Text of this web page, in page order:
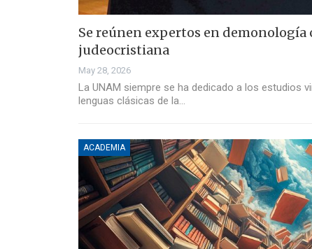
Se reúnen expertos en demonología
judeocristiana
May 28, 2026
La UNAM siempre se ha dedicado a los estudios
lenguas clásicas de la…
ACADEMIA